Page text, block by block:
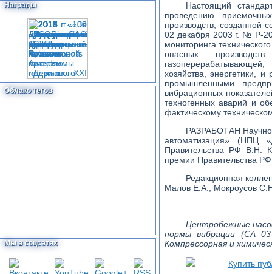
Награды
Облако тегов
Мы в соцсетях
Настоящий
проведению
производств, созданной
02 декабря 2003 г. № Р-
мониторинга
опасных
хозяйства, энергетики,
промышленными
вибрационных
техногенных аварий и
фактическому
РАЗРАБОТАН
автоматизация» (НПЦ
Правительства РФ В.Н.
премии Правительства
Редакционная
Малов Е.А., Мокроусов
Центробежные
нормы вибрации (СА
Компрессорная и
Купить